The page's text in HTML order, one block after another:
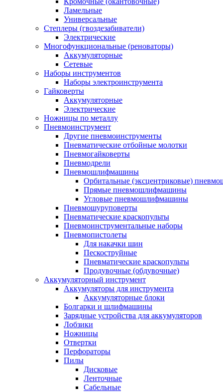
Ламельные
Универсальные
Степлеры (гвоздезабиватели)
Электрические
Многофункциональные (реноваторы)
Аккумуляторные
Сетевые
Наборы инструментов
Наборы электроинструмента
Гайковерты
Аккумуляторные
Электрические
Ножницы по металлу
Пневмоинструмент
Другие пневмоинструменты
Пневматические отбойные молотки
Пневмогайковерты
Пневмодрели
Пневмошлифмашины
Орбитальные (эксцентриковые)
Прямые пневмошлифмашины
Угловые пневмошлифмашины
Пневмошуруповерты
Пневматические краскопульты
Пневмоинструментальные наборы
Пневмопистолеты
Для накачки шин
Пескоструйные
Пневматические краскопульты
Продувочные (обдувочные)
Аккумуляторный инструмент
Аккумуляторы для инструмента
Аккумуляторные блоки
Болгарки и шлифмашины
Зарядные устройства для аккумуляторов
Лобзики
Ножницы
Отвертки
Перфораторы
Пилы
Дисковые
Ленточные
Сабельные